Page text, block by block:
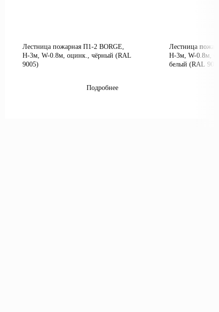
Лестница пожарная П1-2 BORGE,
Н-3м, W-0.8м, оцинк., чёрный (RAL
9005)
Подробнее
Лестница
Н-3м, W-0.8м,
белый (RAL